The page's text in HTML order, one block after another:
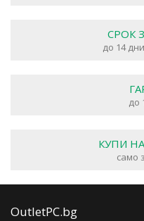
СРОК
до 14
до
КУПИ
само
OutletPC.bg